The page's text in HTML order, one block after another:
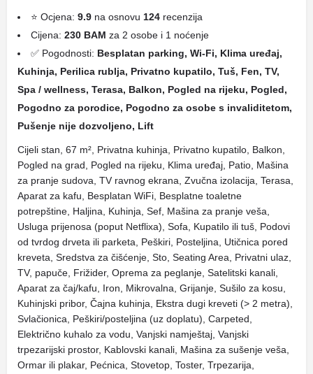
⭐ Ocjena: 9.9 na osnovu 124 recenzija
Cijena: 230 BAM za 2 osobe i 1 noćenje
✅ Pogodnosti: Besplatan parking, Wi-Fi, Klima uređaj,
Kuhinja, Perilica rublja, Privatno kupatilo, Tuš, Fen, TV,
Spa / wellness, Terasa, Balkon, Pogled na rijeku, Pogled,
Pogodno za porodice, Pogodno za osobe s invaliditetom,
Pušenje nije dozvoljeno, Lift
Cijeli stan, 67 m², Privatna kuhinja, Privatno kupatilo, Balkon,
Pogled na grad, Pogled na rijeku, Klima uređaj, Patio, Mašina
za pranje sudova, TV ravnog ekrana, Zvučna izolacija, Terasa,
Aparat za kafu, Besplatan WiFi, Besplatne toaletne
potrepštine, Haljina, Kuhinja, Sef, Mašina za pranje veša,
Usluga prijenosa (poput Netflixa), Sofa, Kupatilo ili tuš, Podovi
od tvrdog drveta ili parketa, Peškiri, Posteljina, Utičnica pored
kreveta, Sredstva za čišćenje, Sto, Seating Area, Privatni ulaz,
TV, papuče, Frižider, Oprema za peglanje, Satelitski kanali,
Aparat za čaj/kafu, Iron, Mikrovalna, Grijanje, Sušilo za kosu,
Kuhinjski pribor, Čajna kuhinja, Ekstra dugi kreveti (> 2 metra),
Svlačionica, Peškiri/posteljina (uz doplatu), Carpeted,
Električno kuhalo za vodu, Vanjski namještaj, Vanjski
trpezarijski prostor, Kablovski kanali, Mašina za sušenje veša,
Ormar ili plakar, Pećnica, Stovetop, Toster, Trpezarija,